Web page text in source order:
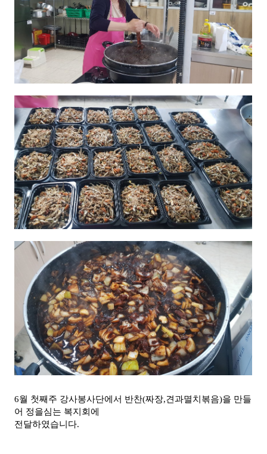
6월 첫째주 강사봉사단에서 반찬(짜장,견과멸치볶음)을 만들
어 정을심는 복지회에
전달하였습니다.​